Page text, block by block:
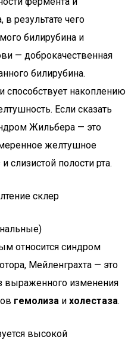
результате чего
билирубина и
— доброкачественная
билирубина.
способствует накоплению
Если сказать
Жильбера — это
желтушное
слизистой полости рта.
склер
относится синдром
Мейленграхта — это
выраженного изменения
гемолиза и холестаза.
высокой